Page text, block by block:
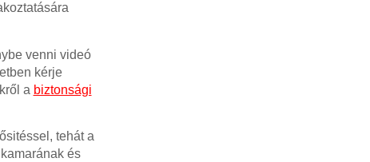
venni videó
kérje
a biztonsági
tehát a
és